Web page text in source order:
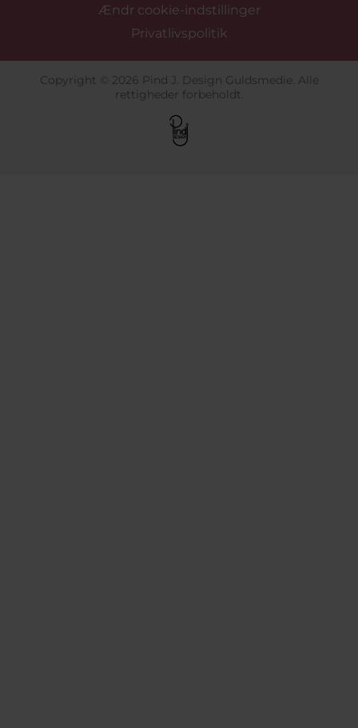
Ændr cookie-indstillinger
Privatlivspolitik
Copyright © 2026 Pind J. Design Guldsmedie. Alle
rettigheder forbeholdt.